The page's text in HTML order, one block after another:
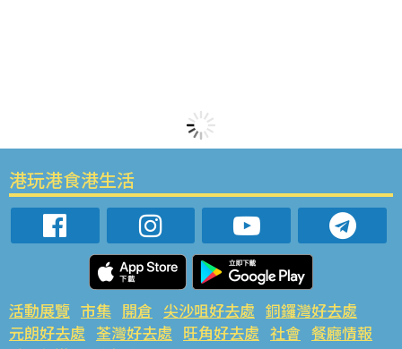
港玩港食港生活
活動展覽 市集 開倉 尖沙咀好去處 銅鑼灣好去處
元朗好去處 荃灣好去處 旺角好去處 社會 餐廳情報